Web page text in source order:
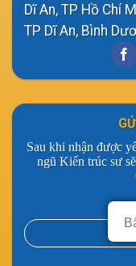
Dĩ An, TP Hồ Chí
TP Dĩ An, Bình
Sau khi nhận được
ngũ Kiến trúc sư